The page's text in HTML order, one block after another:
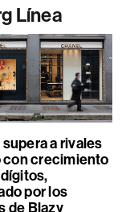
Línea
a rivales
con crecimiento
por los
de Blazy